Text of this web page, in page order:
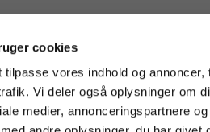
cookies
vores indhold og
Vi deler også oplysninger om
medier, annonceringspartnere
· Kapelvej 38, 2200 København N -